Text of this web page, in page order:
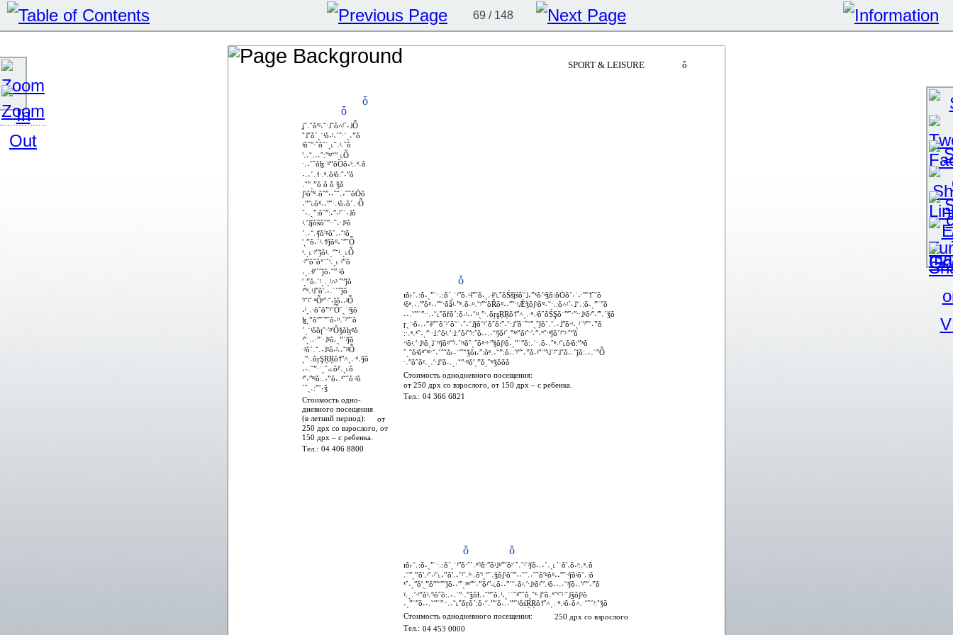
69 / 148
ȱ
ɪȱ˫˘˓ːȱ˔ˏˮʾˑ˓ːȱˊˏ˙ʴʺȱ˓ʴ˧ʺˇȱ˔ˏ˓˧ʲʹ˪˭ȱŚŝǰśȱ˘˩˖ˮˣȱˊʵǯȱːȱȮȱˊ˕˙˔ˑʺˇ˦ˆˇȱ
ʵȱʶ˓˕˓ʹʺȱʴʲ˖˖ʺˇˑȱǻʵ˖ʺʶ˓ȱ˕ʲʴ˓˘ʲʺ˘ȱŘȱʴʲ˖˖ʺˇˑʲǼǯȱʃʲȱˣʲ˖˘ˑ˓ːȱ˄ʲˊ˕˩˘˓ːȱ˔ˏˮʾʺȱ
˔˕˓˘ˮʾʺˑˑ˓˖˘˪˭ȱřȱˊːȱ˕ʲ˖˖˘ʲʵˏʺˑ˓ȱŗşŖŖȱ˦ʺ˄ˏ˓ˑʶ˓ʵȱˆȱŚŞȱ˙ʺʹˆˑʺˑˑ˩ˠȱʴʺ˖ʺʹ˓ˊǯȱ
ɼˏ˙ʴȱ˔˓˖ʺ˧ʲ˭˘ȱˊʲˊȱ˘˙˕ˆ˖˘˩ǰȱ˘ʲˊȱˆȱːʺ˖˘ˑ˩ʺȱʾˆ˘ʺˏˆǰȱˊ˓˘˓˕˩ʺȱˑʲ˖ˏʲʾʹʲ˭˘˖ˮȱ
ːˑ˓ʶ˓ˣˆ˖ˏʺˑˑ˩ːˆȱʵ˓ʹˑ˩ːˆȱʵˆʹʲːˆȱ˖˔˓˕˘ʲǰȱʵˊˏ˭ˣʲˮȱʵˆˑʹ˖ʺ˕˟ˆˑʶǰȱˊʲ˘ʲˑˆʺȱ
ˑʲȱʵ˓ʹˑ˩ˠȱˏ˩ʾʲˠǰȱʴʲˇʹʲ˕ˊʲˠȱˆˏˆȱʴʲˑʲˑʺǯȱʃʲȱ˔ˏˮʾʺȱː˓ʾˑ˓ȱ˔˓ˆʶ˕ʲ˘˪ȱʵȱːˮˣȱ
ˆˏˆȱʵȱʶˆʶʲˑ˘˖ˊˆˇȱ˫˕˙ʹˆ˘ǯȱɪ˖ʺːȱʶ˓˖˘ˮːȱ˔˓ʹʲʺ˘˖ˮȱ˖ʵʺʾʺʵ˩ʾʲ˘˩ˇȱ˖˓ˊǰȱː˓˕˓ʾʺȬ
ˑ˓ʺȱˆȱˠ˓ˏ˓ʹˑ˩ʺȱ˔˓ˏ˓˘ʺˑˢʲȱʹˏˮȱˏˆˢʲǯȱȱȱ
Стоимость однодневного посещения:
от 250 дрх со взрослого, от 150 дрх – с ребенка.
Тел.: 04 366 6821
ȱ
ȱ
ʝ˘˓˘ȱˣʲ˖˘ˑ˩ˇȱ˄ʲˊ˕˩Ȭ
˘˩ˇȱˊˏ˙ʴȱ˕ʲ˖ˊˆˑ˙ˏ˖ˮȱ
ʵȱ˘ʺˑˆȱˊ˙ˏ˪˘˓ʵ˓ˇȱ
ʹ˓˖˘˓˔˕ˆːʺˣʲ˘ʺˏ˪Ȭ
ˑ˓˖˘ˆȱɮ˙ʴʲˮȱȮȱ˖ʲː˓ʶ˓ȱ
˕˓˖ˊ˓˦ˑ˓ʶ˓ȱʵȱːˆ˕ʺȱ
˓˘ʺˏˮȱ ȱ ȱ ǯȱ
ʃʲȱʺʶ˓ȱ˘ʺ˕˕ˆ˘˓˕ˆˆȱȮȱ
˔ˮ˘˪ȱʴʲ˖˖ʺˇˑ˓ʵȱ˖ȱˊ˓ˑȬ
˘˕˓ˏʺːȱ˘ʺː˔ʺ˕ʲ˘˙˕˩ȱ
ʵ˓ʹ˩ǰȱŝȱ˘ʺˑˑˆ˖ˑ˩ˠȱ
ˊ˓˕˘˓ʵǰȱʹʵʲȱˊ˓˕˘ʲȱ
ʹˏˮȱ˖ˊʵ˓˦ʲǰȱʴʲ˖ˊʺ˘Ȭ
ʴ˓ˏ˪ˑʲˮǰȱʵ˓ˏʺˇʴ˓ˏ˪Ȭ
ˑʲˮȱˆȱ˟˙˘ʴ˓ˏ˪ˑʲˮȱ
˔ˏ˓˧ʲʹˊˆǰȱ˖˘ʺˑʲȱ
ʹˏˮȱ˖ˊʲˏ˓ˏʲ˄ʲˑˆˮǰȱ
ʴʺʶ˓ʵ˩ʺȱʹ˓˕˓ʾˊˆǰȱ
ʹʲˇʵˆˑʶȬˢʺˑ˘˕ǰȱ˖˔ʲȬ
˖ʲˏ˓ˑȱˆȱˮˠ˘Ȭˊˏ˙ʴǯȱ
ɮˏˮȱʹʺ˘ʺˇȱ˕ʲʴ˓˘ʲʺ˘ȱ
ˊˏ˙ʴȱȍʈˆˑʹʴʲʹȎǯȱɮʵʲȱ
ʴʺˏ˓˖ˑʺʾˑ˩ˠȱ˔ˏˮʾʲǰȱ
ˑʲȱˊ˓˘˓˕˩ˠȱ˕ʲ˖˖˘ʲʵȬ
ˏʺˑ˓ȱŗŞŖŖȱ˦ʺ˄ˏ˓ˑʶ˓ʵǰȱ
˔˕˓˘ˮˑ˙ˏˆ˖˪ȱʵʹ˓ˏ˪ȱ
ʴʺ˕ʺʶʲȱː˓˕ˮȱ˔˓ˣ˘ˆȱˑʲȱ
ˊˆˏ˓ːʺ˘˕ǯ
Стоимость одно-
дневного посещения
(в летний период):
от
250 дрх со взрослого, от
150 дрх – с ребенка.
Тел.: 04 406 8800
ȱ ȱ
ɪȱ˫˘˓ːȱ˔ˏˮʾˑ˓ːȱˊˏ˙ʴʺȱˑˆˊ˓ʶʹʲȱˑʺȱʴ˩ʵʲʺ˘ȱʲʾˆ˓˘ʲʾʲǰȱ˔˓˖ˊ˓ˏ˪ˊ˙ȱʹ˓ȱ˖ʲː˓ʶ˓ȱ
˓˘ʺˏˮȱʹ˓ʴˆ˕ʲ˘˪˖ˮȱʹ˓˖˘ʲ˘˓ˣˑ˓ȱʹʲˏʺˊ˓ǯȱʃʲȱ˘ʺ˕˕ˆ˘˓˕ˆˆȱʹʵʲȱʴʲ˖˖ʺˇˑʲǰȱʵȱ˘˓ːȱ
ˣˆ˖ˏʺȱʹˏˮȱʹʺ˘ʺˇǰȱ˔˕ʺʹˏʲʶʲʺ˘˖ˮȱʵʺ˖˪ȱ˖˔ʺˊ˘˕ȱʵ˓ʹˑ˩ˠȱʵˆʹ˓ʵȱ˖˔˓˕˘ʲǰȱ˔˓ʹʲʺ˘˖ˮȱ
ˠ˓ˏ˓ʹˑʲˮȱʵ˓ʹʲȱˆȱː˓˕˓ʾʺˑ˓ʺǯȱɫ˓˖˘ʺˇȱ˓ʴ˖ˏ˙ʾˆʵʲ˭˘ȱˏˆˣˑ˩ʺȱ˓˟ˆˢˆʲˑ˘˩ǯȱʃʲȱ
˔ˏˮʾʺȱ˔˕˓˘ˮʾʺˑˑ˓˖˘˪˭ȱŗȱˊːȱ˖˘˓ˮ˘ȱ˔˓˕ˮʹˊʲȱśŖŖȱ˦ʺ˄ˏ˓ˑʶ˓ʵȱ˖ȱ˄˓ˑ˘ˆˊʲːˆǯȱ
Стоимость однодневного посещения:
250 дрх со взрослого
Тел.: 04 453 0000
ȱ
SPORT & LEISURE